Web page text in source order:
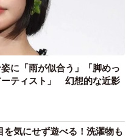
に「雨が似合う」「脚めっ
ーティスト」 幻想的な近影
を気にせず遊べる！洗濯物も